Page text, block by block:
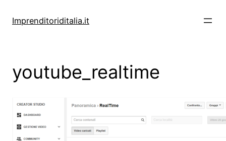
Imprenditoriditalia.it
youtube_realtime